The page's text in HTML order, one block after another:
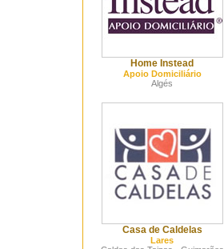
Home Instead
Apoio Domiciliário
Algés
Casa de Caldelas
Lares